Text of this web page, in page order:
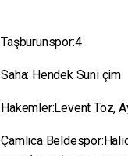
Taşburunspor:4
Saha: Hendek Suni çim
Hakemler:Levent Toz,
Çamlıca